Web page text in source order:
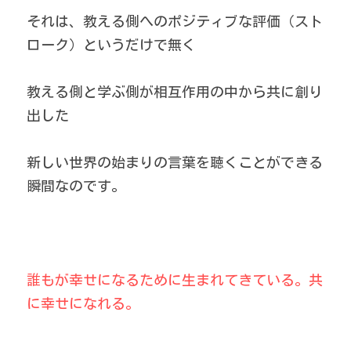
それは、教える側へのポジティブな評価（スト
ローク）というだけで無く
教える側と学ぶ側が相互作用の中から共に創り
出した
新しい世界の始まりの言葉を聴くことができる
瞬間なのです。
誰もが幸せになるために生まれてきている。共
に幸せになれる。